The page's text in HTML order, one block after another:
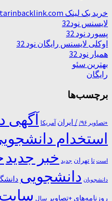
خرید بک لینک behtarinbacklink.com
لایسنس نود32
پسورد نود 32
اوکلی لایسنس رایگان نود 32
همیار نود 32
بهترین سئو
رایگان
برچسب‌ها
+تصاویر ۹۶/ / ایران آمریکا آگهی
استخدام
است تا تهران جدید خبر جدید
دانشجویان دانشجویی
روزنامه‌های +تصاویر سال